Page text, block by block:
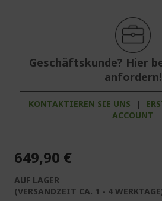
Geschäftskunde? Hier
anfordern!
KONTAKTIEREN SIE UNS |
ACCOUNT
649,90 €
AUF LAGER
(VERSANDZEIT CA. 1 - 4